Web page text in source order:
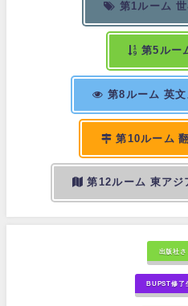
第1ルーム
第5ルー
第8ルーム 英
第10ルーム
第12ルーム 東アジ
出版社さ
BUPST修了